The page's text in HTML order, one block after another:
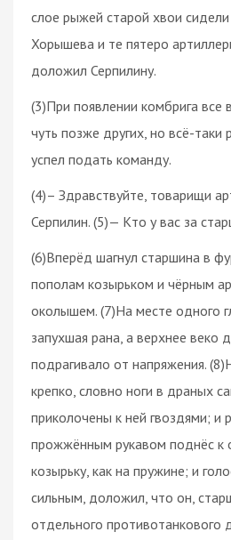
слое рыжей старой хвои
Хорышева и те пятеро
доложил Серпилину.
(3)При появлении комбрига все
чуть позже других, но всё-
успел подать команду.
(4)– Здравствуйте, товарищи
Серпилин. (5)— Кто у вас за
(6)Вперёд шагнул старшина в
пополам козырьком и чёрным
околышем. (7)На месте одного
запухшая рана, а верхнее веко
подрагивало от напряжения.
крепко, словно ноги в драных
приколочены к ней гвоздями; и
прожжённым рукавом поднёс к
козырьку, как на пружине; и
сильным, доложил, что он,
отдельного противотанкового